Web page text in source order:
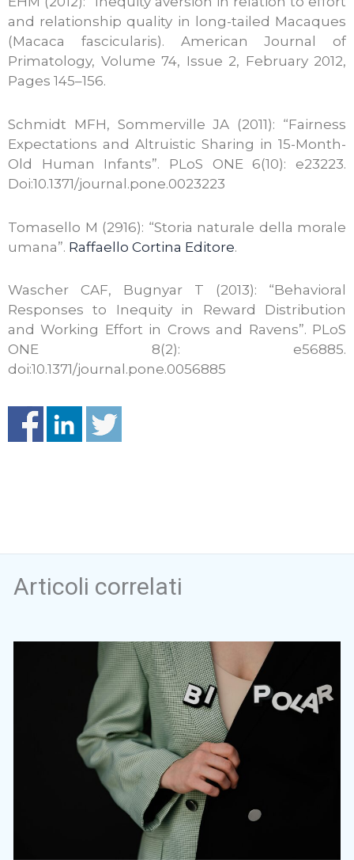
and relationship quality in long-tailed Macaques
(Macaca fascicularis). American Journal of
Primatology, Volume 74, Issue 2, February 2012,
Pages 145–156.
Schmidt MFH, Sommerville JA (2011): “Fairness
Expectations and Altruistic Sharing in 15-Month-
Old Human Infants”. PLoS ONE 6(10): e23223.
Doi:10.1371/journal.pone.0023223
Tomasello M (2916): “Storia naturale della morale
umana”. Raffaello Cortina Editore.
Wascher CAF, Bugnyar T (2013): “Behavioral
Responses to Inequity in Reward Distribution
and Working Effort in Crows and Ravens”. PLoS
ONE 8(2): e56885.
doi:10.1371/journal.pone.0056885
Articoli correlati